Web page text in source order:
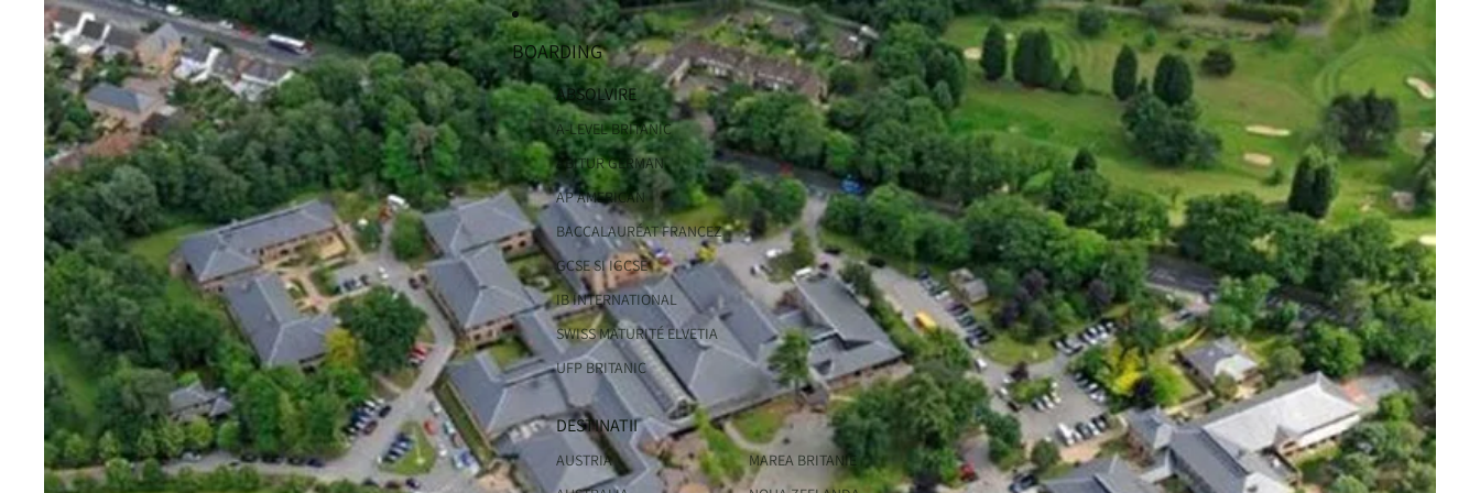
BOARDING
ABSOLVIRE
A-LEVEL BRITANIC
ABITUR GERMAN
AP AMERICAN
BACCALAURÉAT FRANCEZ
GCSE SI IGCSE
IB INTERNATIONAL
SWISS MATURITÉ ELVETIA
UFP BRITANIC
DESTINATII
AUSTRIA
MAREA BRITANIE